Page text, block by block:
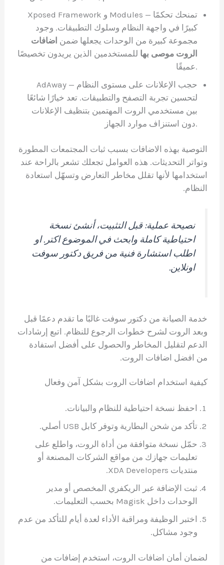
Xposed Framework و Modules — تمنحك تحكمًا
كبيرًا في واجهة النظام وسلوك التطبيقات. وجود
مجموعة كبيرة من الوحدات يجعلها ضمن اضافات
الروت موصى بها للمستخدمين الذين يريدون تخصيصًا
عميقًا.
AdAway — حجب الإعلانات على مستوى النظام
لتحسين تجربة التصفح والتطبيقات. تعد خيارًا شائعًا
بين مستخدمي الروت المهتمين بتنظيف الإعلانات
دون استنزاف موارد الجهاز.
التوصية بهذه الاضافات بسبب ثبات المجتمعات المطورة
وتواتر التحديثات. هذه العوامل تجعلك تشعر بالراحة عند
استخدامها لأنها تقلل مخاطر التعارض وتسهّل استعادة
النظام.
نصيحة عملية: قبل التثبيت، أنشئ نسخة
احتياطية كاملة وابحث في الموضوع اكتر. او
اطلب استشارة فنية من فريق دكتور سوفت
اونلاين.
خدمة الصيانة من دكتور سوفت غالبًا ما تقدم دعمًا قبل
وبعد الروت لشرح خطوات الرجوع للنظام. اتبع إرشادات
الدعم لتقليل المخاطر والحصول على أفضل استفادة
من افضل اضافات الروت.
كيفية استخدام اضافات الروت بشكل آمن وفعال
احفظ نسخة احتياطية للنظام والبيانات.
تأكد من شحن البطارية وتوفر كابل USB أصلي.
حمّل نسخة متوافقة من أداة الروت، واطلع على
تعليمات جهازك من مواقع الشركات المصنعة أو
منتديات XDA Developers.
ثبت الإضافة عبر الريكفري المخصص أو مدير
الوحدات داخل Magisk بحسب التعليمات.
اختبر الوظيفة ومراقبة الأداء لعدة أيام للتأكد من عدم
وجود مشاكل.
لضمان أمان اضافات الروت، استخدم إضافات من